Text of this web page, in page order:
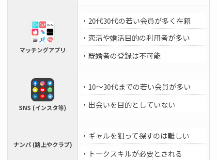
マッチングアプリ
・20代30代の若い会員が多く在籍
・恋活や婚活目的の利用者が多い
・既婚者の登録は不可能
SNS (インスタ等)
・10～30代までの若い会員が多い
・出会いを目的としていない
ナンパ (路上やクラブ)
・ギャルを狙って探すのは難しい
・トークスキルが必要とされる